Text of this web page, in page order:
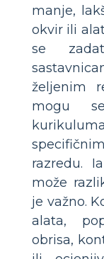
manje,
okvir ili
se
željenim
mogu
razredu.
može
je važno.
alata,
obrisa,